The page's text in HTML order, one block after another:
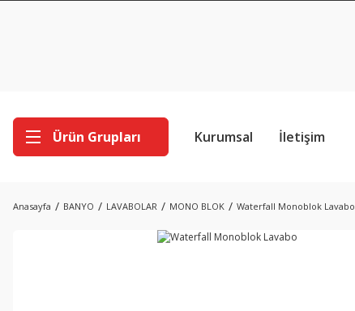
Ürün Grupları Kurumsal İletişim
Anasayfa BANYO LAVABOLAR MONO BLOK Waterfall Monoblok Lavabo